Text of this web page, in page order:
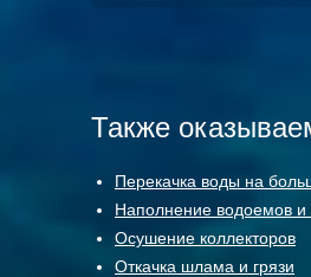
Также
Перекачка воды на
Наполнение водоемов и
Осушение коллекторов
Откачка шлама и грязи